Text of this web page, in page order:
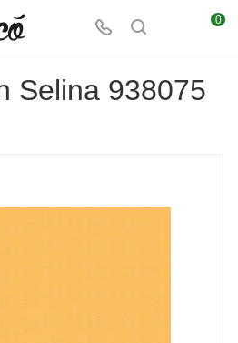
0
Selina 938075